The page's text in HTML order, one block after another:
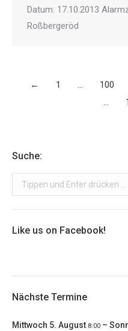
Datum: 17.10.2013
Roßbergeröd
← 1 … 100
…
Suche:
Search:
Like us on Facebook!
Nächste Termine
Mittwoch 5. August 8:00 –